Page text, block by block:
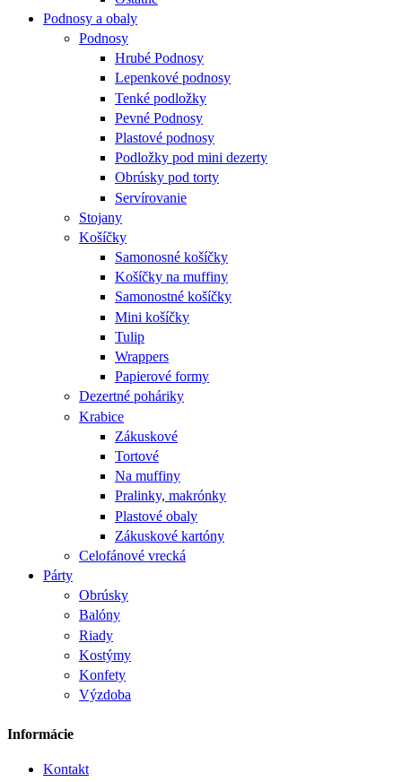
Podnosy a obaly
Podnosy
Hrubé Podnosy
Lepenkové podnosy
Tenké podložky
Pevné Podnosy
Plastové podnosy
Podložky pod mini dezerty
Obrúsky pod torty
Servírovanie
Stojany
Košíčky
Samonosné košíčky
Košíčky na muffiny
Samonostné košíčky
Mini košíčky
Tulip
Wrappers
Papierové formy
Dezertné poháriky
Krabice
Zákuskové
Tortové
Na muffiny
Pralinky, makrónky
Plastové obaly
Zákuskové kartóny
Celofánové vrecká
Párty
Obrúsky
Balóny
Riady
Kostýmy
Konfety
Výzdoba
Informácie
Kontakt